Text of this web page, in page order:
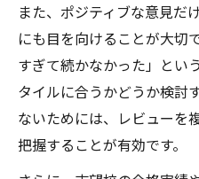
また、ポジティブな意見だ
にも目を向けることが大切
すぎて続かなかった」とい
タイルに合うかどうか検討
ないためには、レビューを
把握することが有効です。